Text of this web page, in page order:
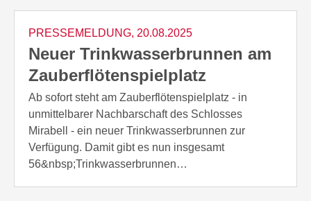
PRESSEMELDUNG, 20.08.2025
Neuer Trinkwasserbrunnen am
Zauberflötenspielplatz
Ab sofort steht am Zauberflötenspielplatz - in
unmittelbarer Nachbarschaft des Schlosses
Mirabell - ein neuer Trinkwasserbrunnen zur
Verfügung. Damit gibt es nun insgesamt
56&nbsp;Trinkwasserbrunnen…